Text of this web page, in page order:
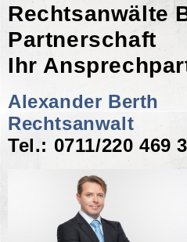
Rechtsanwälte
Partnerschaft
Ihr
Alexander Berth
Rechtsanwalt
Tel.: 0711/220 469